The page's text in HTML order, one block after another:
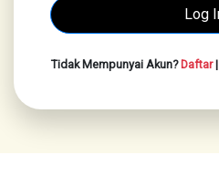
Tidak Mempunyai Akun?Daftar|